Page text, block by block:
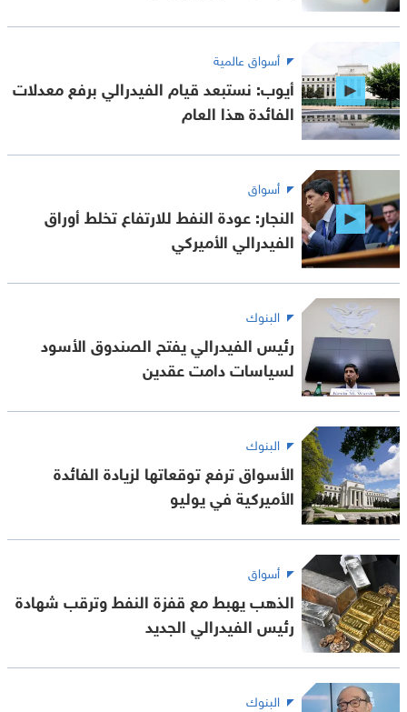
أسواق عالمية
أيوب: نستبعد قيام الفيدرالي برفع معدلات
الفائدة هذا العام
أسواق
النجار: عودة النفط للارتفاع تخلط أوراق
الفيدرالي الأميركي
البنوك
رئيس الفيدرالي يفتح الصندوق الأسود
لسياسات دامت عقدين
البنوك
الأسواق ترفع توقعاتها لزيادة الفائدة
الأميركية في يوليو
أسواق
الذهب يهبط مع قفزة النفط وترقب شهادة
رئيس الفيدرالي الجديد
البنوك